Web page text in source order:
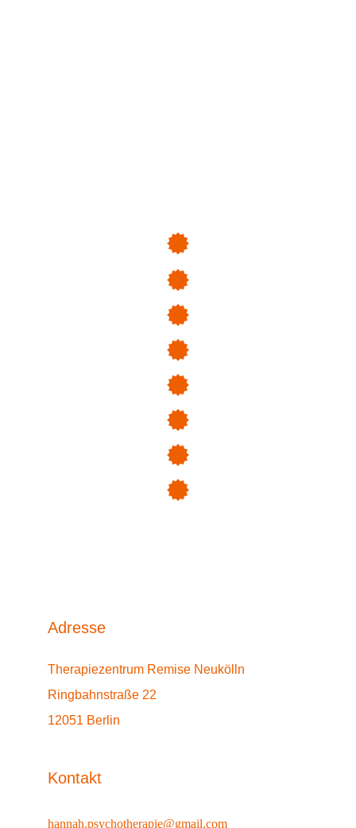
Adresse
Therapiezentrum Remise Neukölln
Ringbahnstraße 22
12051 Berlin
Kontakt
hannah.psychotherapie@gmail.com